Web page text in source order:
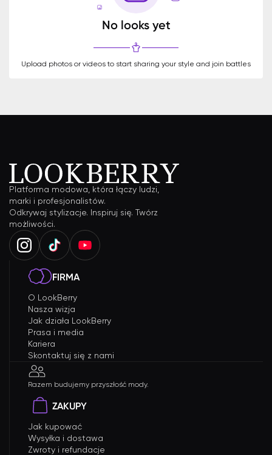
No looks yet
Upload photos or videos to start sharing your style and join battles
Platforma modowa, która łączy ludzi,
marki i profesjonalistów.
Odkrywaj stylizacje. Inspiruj się. Twórz
możliwości.
FIRMA
O LookBerry
Nasza wizja
Jak działa LookBerry
Prasa i media
Kariera
Skontaktuj się z nami
Razem budujemy przyszłość mody.
ZAKUPY
Jak kupować
Wysyłka i dostawa
Zwroty i refundacje